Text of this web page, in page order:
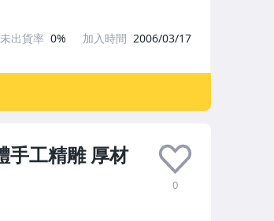
手工精雕 厚材
0
未出貨率 0% 加入時間 2006/03/17